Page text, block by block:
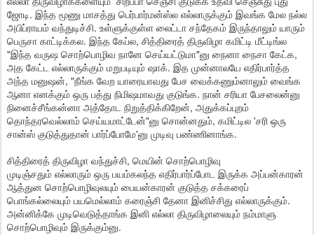
ஜோடி. இந்த மூணு மாசத்து பெர்பார்மன்ஸ்ல எல்லாருக்கும் இவங்க மேல நல்ல
அபிப்ராயம் வந்துடிச்சி. உள்ளுக்குள்ள லைட்டா சந்தேகம் இருந்தாலும் யாரும்
பெருசா காட்டிக்கல. இந்த கேப்ல, சித்திரைத் திருவிழா கமிட்டி மீட்டிங்ல
"இந்த வருஷ சொற்பொழிவ நானே செய்யட்டுமா"னு நைனா நைசா கேட்க,
அத கேட்ட எல்லாருக்கும் மறுபடியும் ஷாக். இத முன்னாலயே எதிர்பார்த்த
அந்த மனுஷன், "நீங்க வேற யாரையாவது பேச வைக்கணும்னாலும் வைங்க
ஆனா எனக்கும் ஒரு பத்து நிமிஷமாவது குடுங்க. நான் சரியா பேசலைன்னு
நினைச்சீங்கன்னா அத்தோட நிறுத்திக்கிறேன், அதுக்கப்புறம்
தொந்தரவெல்லாம் செய்யமாட்டேன்"னு சொன்னதும், கமிட்டில 'சரி ஒரு
சான்ஸ் குடுத்துதான் பார்ப்போமே'னு முடிவு பண்ணினாங்க.
சித்திரைத் திருவிழா வந்துச்சி, மெயின் சொற்பொழிவு
முடிஞ்சதும் எல்லாரும் ஒரு பயம்கலந்த எதிர்பார்ப்போட இருக்க அப்பன்காரன்
ஆத்துன சொற்பொழிவுலயும் பையன்காரன் குடுத்த சக்கரைப்
பொங்கல்லையும் பயமெல்லாம் கரைஞ்சி தேனா இனிச்சிது எல்லாருக்கும்.
அன்னிக்கே முடிவெடுத்தாங்க இனி எல்லா திருவிழாலையும் நம்மாளு
சொற்பொழிவும் இருக்கும்னு.